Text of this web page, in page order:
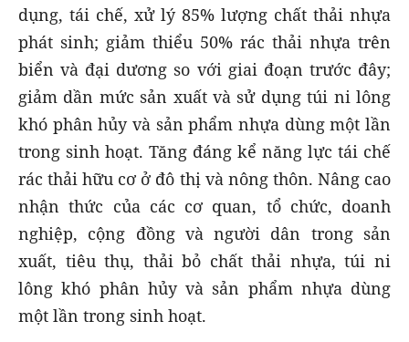
dụng, tái chế, xử lý 85% lượng chất thải nhựa
phát sinh; giảm thiểu 50% rác thải nhựa trên
biển và đại dương so với giai đoạn trước đây;
giảm dần mức sản xuất và sử dụng túi ni lông
khó phân hủy và sản phẩm nhựa dùng một lần
trong sinh hoạt. Tăng đáng kể năng lực tái chế
rác thải hữu cơ ở đô thị và nông thôn. Nâng cao
nhận thức của các cơ quan, tổ chức, doanh
nghiệp, cộng đồng và người dân trong sản
xuất, tiêu thụ, thải bỏ chất thải nhựa, túi ni
lông khó phân hủy và sản phẩm nhựa dùng
một lần trong sinh hoạt.